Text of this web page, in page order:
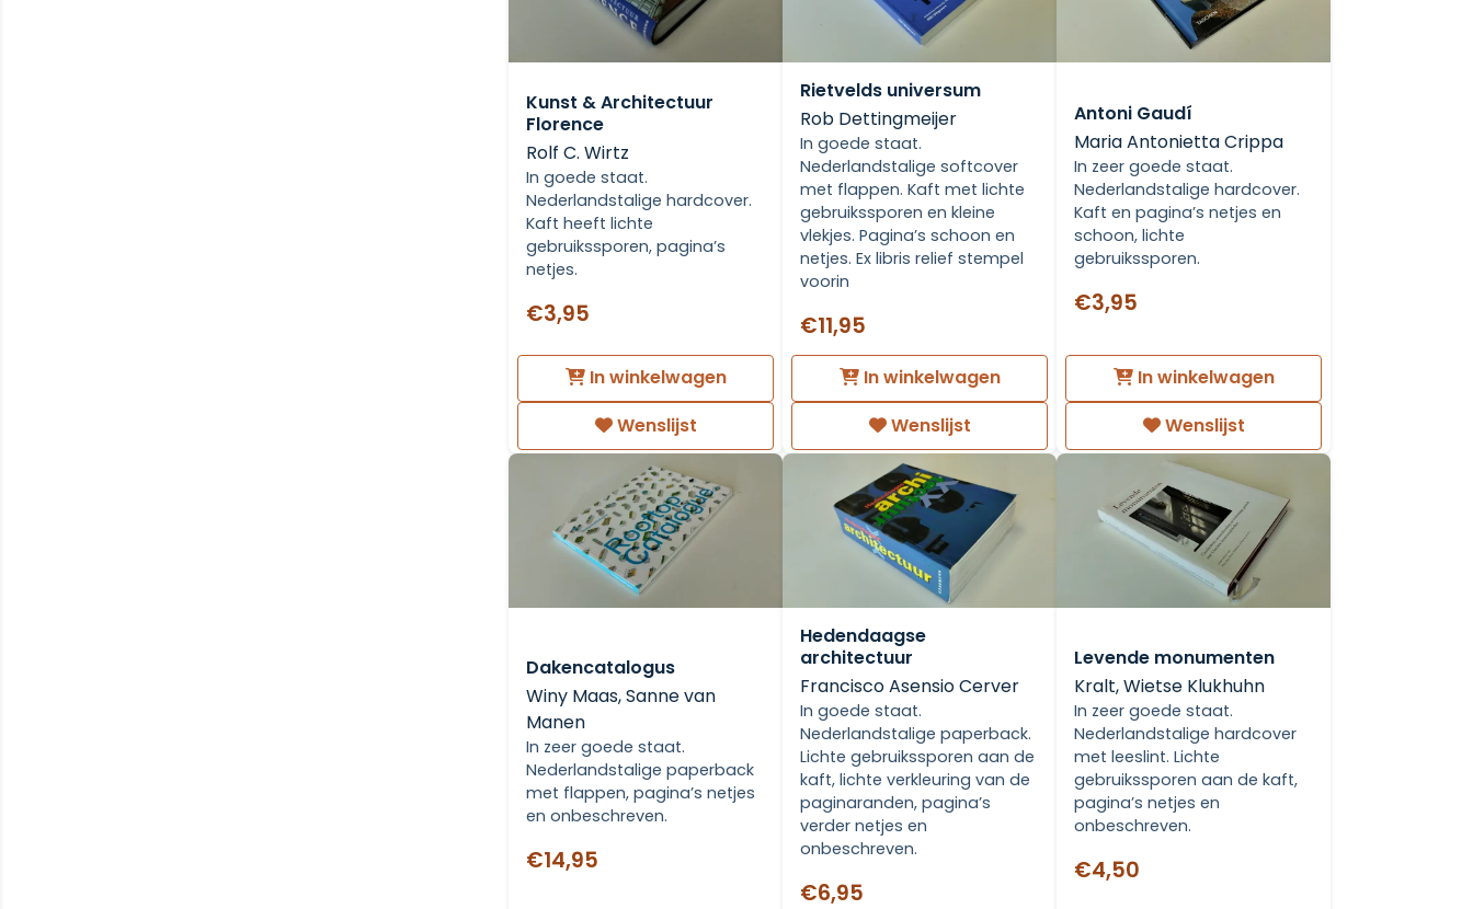
Kunst & Architectuur
Florence
Rolf C. Wirtz
In goede staat.
Nederlandstalige hardcover.
Kaft heeft lichte
gebruikssporen, pagina’s
netjes.
€3,95
In winkelwagen
Wenslijst
Rietvelds universum
Rob Dettingmeijer
In goede staat.
Nederlandstalige softcover
met flappen. Kaft met lichte
gebruikssporen en kleine
vlekjes. Pagina’s schoon en
netjes. Ex libris relief stempel
voorin
€11,95
In winkelwagen
Wenslijst
Antoni Gaudí
Maria Antonietta Crippa
In zeer goede staat.
Nederlandstalige hardcover.
Kaft en pagina’s netjes en
schoon, lichte
gebruikssporen.
€3,95
In winkelwagen
Wenslijst
Dakencatalogus
Winy Maas, Sanne van
Manen
In zeer goede staat.
Nederlandstalige paperback
met flappen, pagina’s netjes
en onbeschreven.
€14,95
Hedendaagse
architectuur
Francisco Asensio Cerver
In goede staat.
Nederlandstalige paperback.
Lichte gebruikssporen aan de
kaft, lichte verkleuring van de
paginaranden, pagina’s
verder netjes en
onbeschreven.
€6,95
Levende monumenten
Kralt, Wietse Klukhuhn
In zeer goede staat.
Nederlandstalige hardcover
met leeslint. Lichte
gebruikssporen aan de kaft,
pagina’s netjes en
onbeschreven.
€4,50